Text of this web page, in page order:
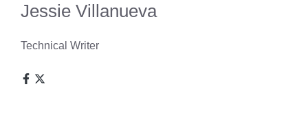
Jessie Villanueva
Technical Writer